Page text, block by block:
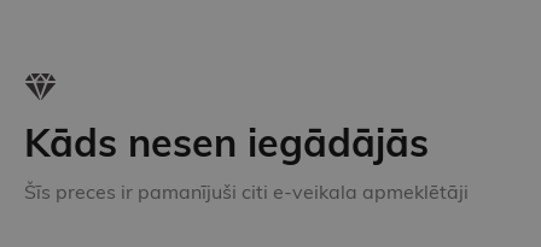
Kāds nesen iegādājās
Šīs preces ir pamanījuši citi e-veikala apmeklētāji